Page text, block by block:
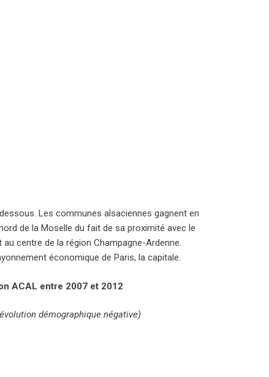
Les communes alsaciennes gagnent en
de la Moselle du fait de sa proximité avec le
centre de la région Champagne-Ardenne.
économique de Paris, la capitale.
ACAL entre 2007 et 2012
démographique négative)